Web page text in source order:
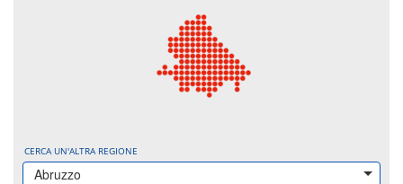
CERCA UN'ALTRA REGIONE
Abruzzo